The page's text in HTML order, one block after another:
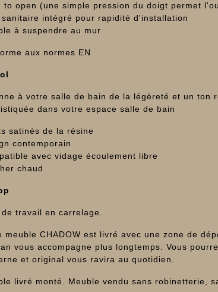
to open (une simple pression du doigt permet
sanitaire intégré pour rapidité d'installation
à suspendre au mur
aux normes EN
à votre salle de bain de la légèreté et un ton
dans votre espace salle de bain
satinés de la résine
contemporain
avec vidage écoulement libre
chaud
de travail en carrelage.
meuble CHADOW est livré avec une zone de
vous accompagne plus longtemps. Vous
et original vous ravira au quotidien.
livré monté. Meuble vendu sans robinetterie,